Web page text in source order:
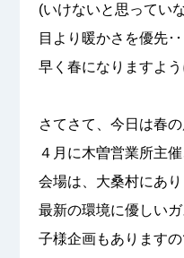
(いけないと思ってい
目より暖かさを優先･･
早く春になりますよう
さてさて、今日は春
４月に木曽営業所主
会場は、大桑村にあ
最新の環境に優しい
子様企画もあります